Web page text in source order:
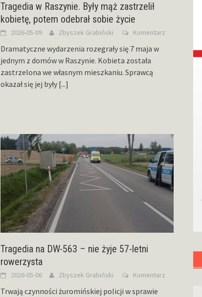
Tragedia w Raszynie. Były mąż zastrzelił
kobietę, potem odebrał sobie życie
2026-05-09 Zbyszek Grabiński Komentarz
Dramatyczne wydarzenia rozegrały się 7 maja w
jednym z domów w Raszynie. Kobieta została
zastrzelona we własnym mieszkaniu. Sprawcą
okazał się jej były [...]
Tragedia na DW-563 – nie żyje 57-letni
rowerzysta
2026-05-06 Zbyszek Grabiński Komentarz
Trwają czynności żuromińskiej policji w sprawie